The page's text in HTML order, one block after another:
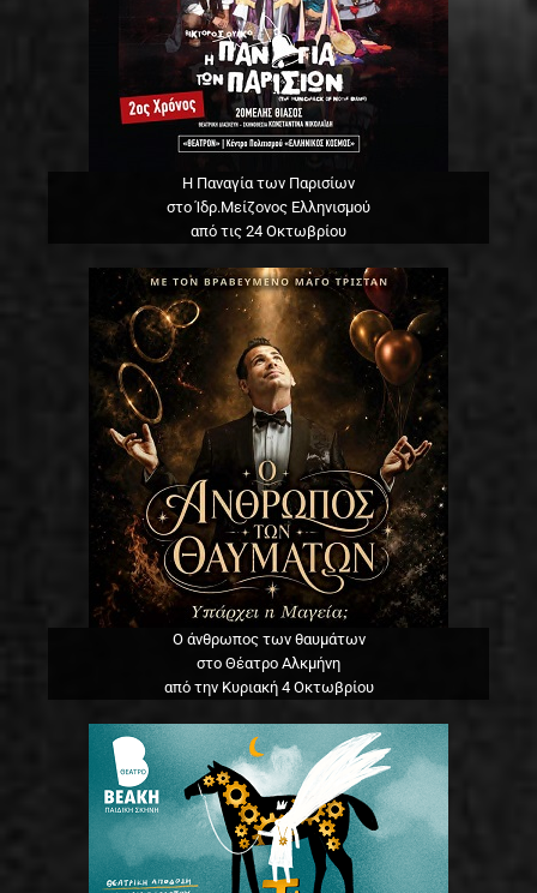
Η Παναγία των Παρισίων
στο Ίδρ.Μείζονος Ελληνισμού
από τις 24 Οκτωβρίου
Ο άνθρωπος των θαυμάτων
στο Θέατρο Αλκμήνη
από την Κυριακή 4 Οκτωβρίου